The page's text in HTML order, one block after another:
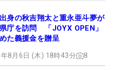
身の秋吉翔太と重永亜斗夢が
庁を訪問 「JOYX OPEN」
た義援金を贈呈
8月6日 (木) 18時43分 8